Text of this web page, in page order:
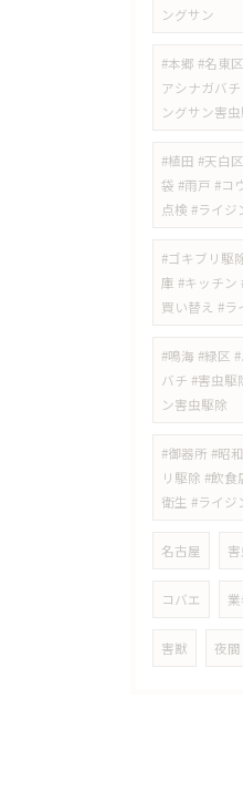
ングサン
#本郷 #名東
アシナガバ
ングサン害
#植田 #天白
袋 #雨戸 #コ
点検 #ライジ
#ゴキブリ駆
庫 #キッチン
買い替え #ラ
#鳴海 #緑区
バチ #害虫駆
ン害虫駆除
#御器所 #昭
リ駆除 #飲
衛生 #ライジ
名古屋
コバエ
害獣 夜間